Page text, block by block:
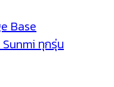
Base
ทุกรุ่น